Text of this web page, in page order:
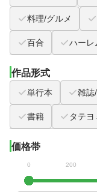
料理/グルメ
百合 ハーレ
作品形式
単行本 雑誌
書籍 タテヨ
価格帯
0 200